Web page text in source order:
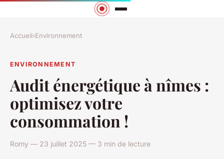
Accueil›Environnement
ENVIRONNEMENT
Audit énergétique à nîmes :
optimisez votre
consommation !
Romy — 23 juillet 2025 — 3 min de lecture